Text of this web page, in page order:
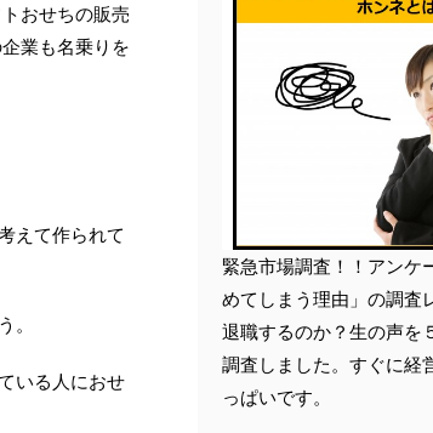
おせちの販売
業も名乗りを
えて作られて
。
いる人におせ
緊急市場調査！！アンケ
めてしまう理由」の調査
退職するのか？生の声を
調査しました。すぐに経
っぱいです。